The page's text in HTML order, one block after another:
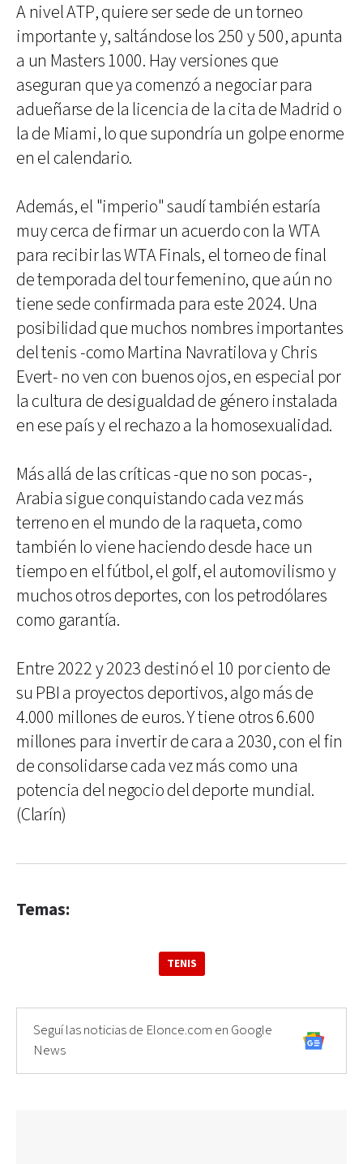
A nivel ATP, quiere ser sede de un torneo
importante y, saltándose los 250 y 500, apunta
a un Masters 1000. Hay versiones que
aseguran que ya comenzó a negociar para
adueñarse de la licencia de la cita de Madrid o
la de Miami, lo que supondría un golpe enorme
en el calendario.
Además, el "imperio" saudí también estaría
muy cerca de firmar un acuerdo con la WTA
para recibir las WTA Finals, el torneo de final
de temporada del tour femenino, que aún no
tiene sede confirmada para este 2024. Una
posibilidad que muchos nombres importantes
del tenis -como Martina Navratilova y Chris
Evert- no ven con buenos ojos, en especial por
la cultura de desigualdad de género instalada
en ese país y el rechazo a la homosexualidad.
Más allá de las críticas -que no son pocas-,
Arabia sigue conquistando cada vez más
terreno en el mundo de la raqueta, como
también lo viene haciendo desde hace un
tiempo en el fútbol, el golf, el automovilismo y
muchos otros deportes, con los petrodólares
como garantía.
Entre 2022 y 2023 destinó el 10 por ciento de
su PBI a proyectos deportivos, algo más de
4.000 millones de euros. Y tiene otros 6.600
millones para invertir de cara a 2030, con el fin
de consolidarse cada vez más como una
potencia del negocio del deporte mundial.
(Clarín)
Temas:
TENIS
Seguí las noticias de Elonce.com en Google
News